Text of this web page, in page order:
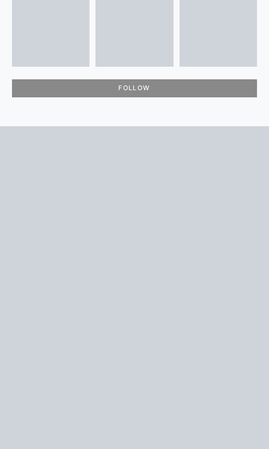
FOLLOW